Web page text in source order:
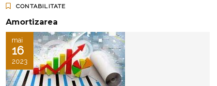
CONTABILITATE
Amortizarea
mai
16
2023